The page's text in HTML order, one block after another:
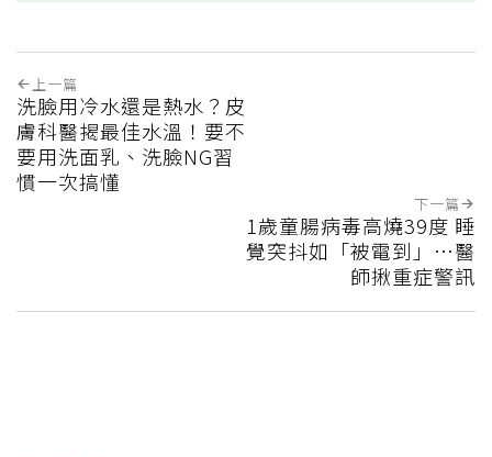
上一篇
洗臉用冷水還是熱水？皮
膚科醫揭最佳水溫！要不
要用洗面乳、洗臉NG習
慣一次搞懂
下一篇
1歲童腸病毒高燒39度 睡
覺突抖如「被電到」…醫
師揪重症警訊